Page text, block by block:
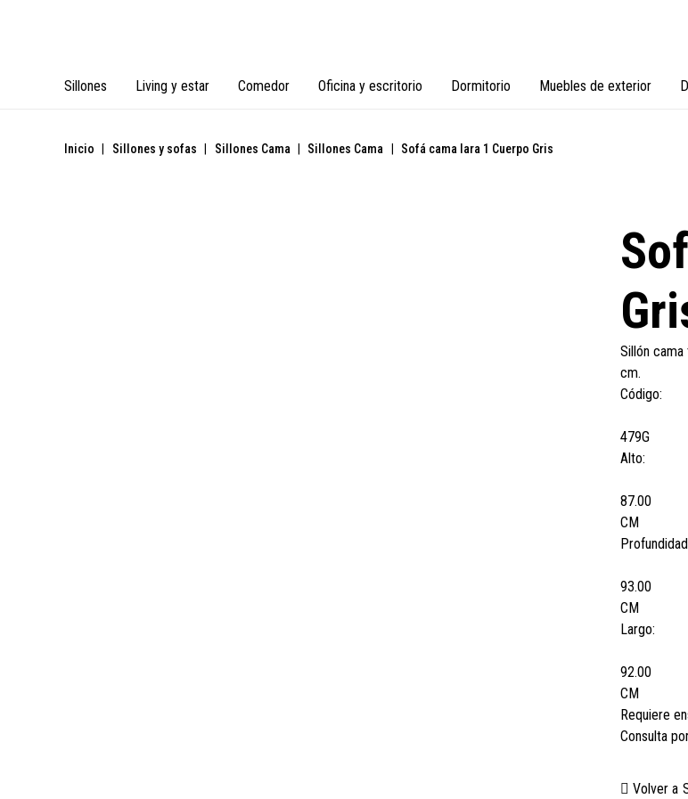
Sillones Living y estar Comedor Oficina y escritorio Dormitorio Muebles de exterior
Inicio Sillones y sofas Sillones Cama Sillones Cama Sofá cama Iara 1 Cuerpo Gris
Sillón
cm.
Código:
479G
Alto:
87.00
CM
93.00
CM
Largo:
92.00
CM
Requiere
Consulta
Volver a